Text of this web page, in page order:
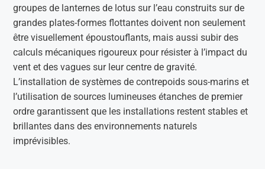
groupes de lanternes de lotus sur l’eau construits sur de
grandes plates-formes flottantes doivent non seulement
être visuellement époustouflants, mais aussi subir des
calculs mécaniques rigoureux pour résister à l’impact du
vent et des vagues sur leur centre de gravité.
L’installation de systèmes de contrepoids sous-marins et
l’utilisation de sources lumineuses étanches de premier
ordre garantissent que les installations restent stables et
brillantes dans des environnements naturels
imprévisibles.